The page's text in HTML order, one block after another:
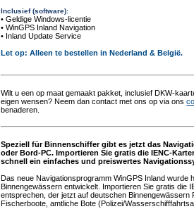
Inclusief (software):
• Geldige Windows-licentie
• WinGPS Inland Navigation
• Inland Update Service
Let op: Alleen te bestellen in Nederland & België.
Wilt u een op maat gemaakt pakket, inclusief DKW-
eigen wensen? Neem dan contact met ons op via ons
benaderen.
Speziell für Binnenschiffer gibt es jetzt das
oder Bord-PC. Importieren Sie gratis die IENC-
schnell ein einfaches und preiswertes
Das neue Navigationsprogramm WinGPS Inland
Binnengewässern entwickelt. Importieren Sie gratis die
entsprechen, der jetzt auf deutschen Binnengewässern
Fischerboote, amtliche Bote (Polizei/